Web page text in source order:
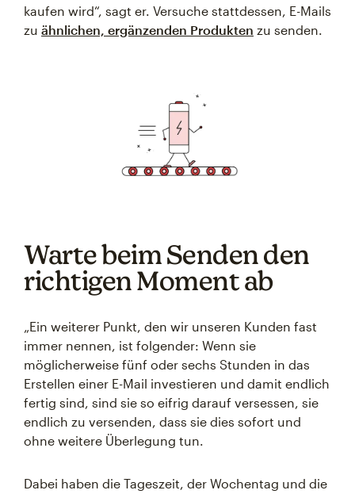
kaufen wird“, sagt er. Versuche stattdessen, E-Mails
zu ähnlichen, ergänzenden Produkten zu senden.
Warte beim Senden den
richtigen Moment ab
„Ein weiterer Punkt, den wir unseren Kunden fast
immer nennen, ist folgender: Wenn sie
möglicherweise fünf oder sechs Stunden in das
Erstellen einer E-Mail investieren und damit endlich
fertig sind, sind sie so eifrig darauf versessen, sie
endlich zu versenden, dass sie dies sofort und
ohne weitere Überlegung tun.
Dabei haben die Tageszeit, der Wochentag und die